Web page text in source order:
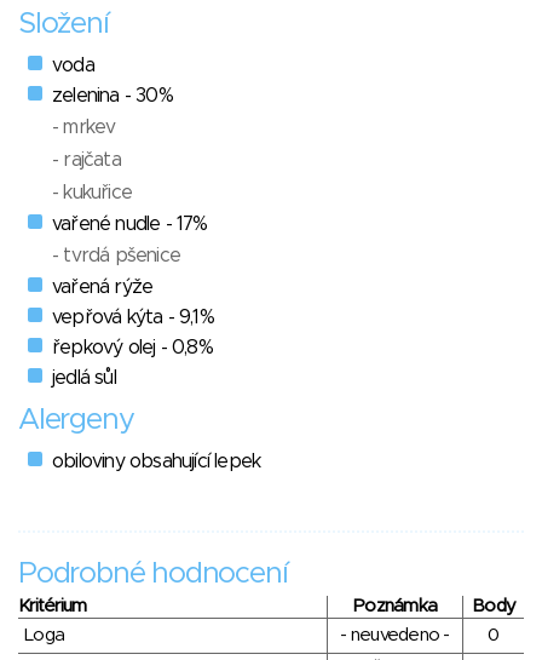
Složení
voda
zelenina - 30%
- mrkev
- rajčata
- kukuřice
vařené nudle - 17%
- tvrdá pšenice
vařená rýže
vepřová kýta - 9,1%
řepkový olej - 0,8%
jedlá sůl
Alergeny
obiloviny obsahující lepek
Podrobné hodnocení
Kritérium Poznámka
Body
Loga
- neuvedeno - 0